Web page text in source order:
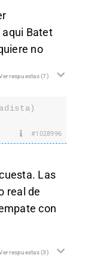
aqui Batet
no
respuestas(7)
#1028996
Las
real de
con
respuestas(3)